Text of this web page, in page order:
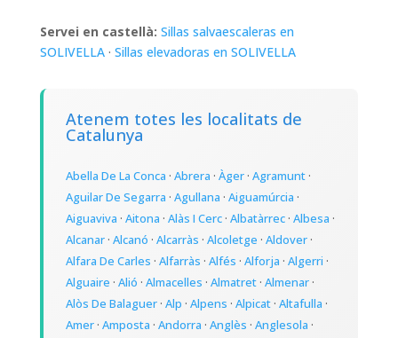
Servei en castellà: Sillas salvaescaleras en
SOLIVELLA· Sillas elevadoras en SOLIVELLA
Atenem totes les localitats de
Catalunya
Abella De La Conca · Abrera · Àger· Agramunt·
Aguilar De Segarra · Agullana · Aiguamúrcia ·
Aiguaviva · Aitona · Alàs I Cerc· Albatàrrec· Albesa ·
Alcanar· Alcanó · Alcarràs · Alcoletge · Aldover·
Alfara De Carles · Alfarràs · Alfés · Alforja · Algerri ·
Alguaire · Alió · Almacelles · Almatret· Almenar·
Alòs De Balaguer· Alp · Alpens · Alpicat· Altafulla ·
Amer· Amposta · Andorra · Anglès · Anglesola ·